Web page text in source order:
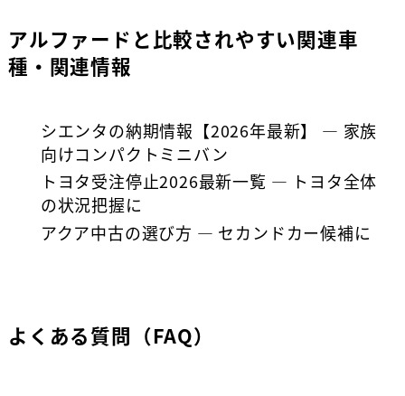
アルファードと比較されやすい関連車
種・関連情報
シエンタの納期情報【2026年最新】
— 家族
向けコンパクトミニバン
トヨタ受注停止2026最新一覧 — トヨタ全体
の状況把握に
アクア中古の選び方 — セカンドカー候補に
よくある質問（FAQ）